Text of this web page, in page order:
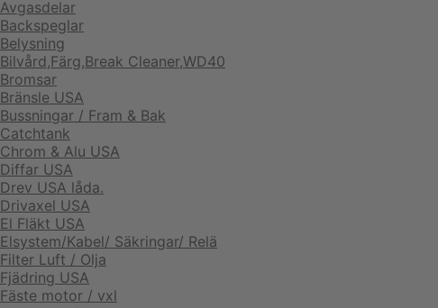
Avgasdelar
Backspeglar
Belysning
Bilvård,Färg,Break Cleaner,WD40
Bromsar
Bränsle USA
Bussningar / Fram & Bak
Catchtank
Chrom & Alu USA
Diffar USA
Drev USA låda.
Drivaxel USA
El Fläkt USA
Elsystem/Kabel/ Säkringar/ Relä
Filter Luft / Olja
Fjädring USA
Fäste motor / vxl